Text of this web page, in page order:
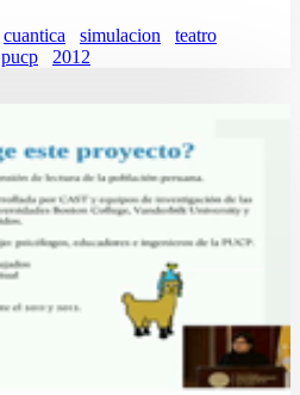
cuantica simulacion
teatro
pucp 2012